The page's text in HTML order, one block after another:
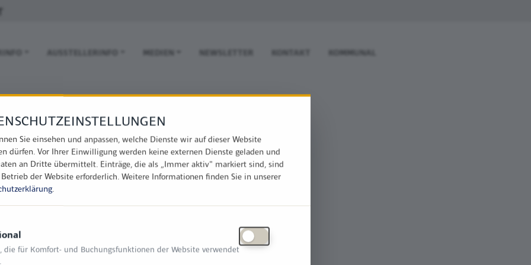
AUSSTELLERINFO MEDIEN NEWSLETTER KONTAKT KOMMUNAL
Sie einsehen und anpassen, welche Dienste wir auf dieser Website
dürfen. Vor Ihrer Einwilligung werden keine externen Dienste geladen und
an Dritte übermittelt. Einträge, die als „Immer aktiv" markiert sind, sind
der Website erforderlich. Weitere Informationen finden Sie in unserer
.
die für Komfort- und Buchungsfunktionen der Website verwendet